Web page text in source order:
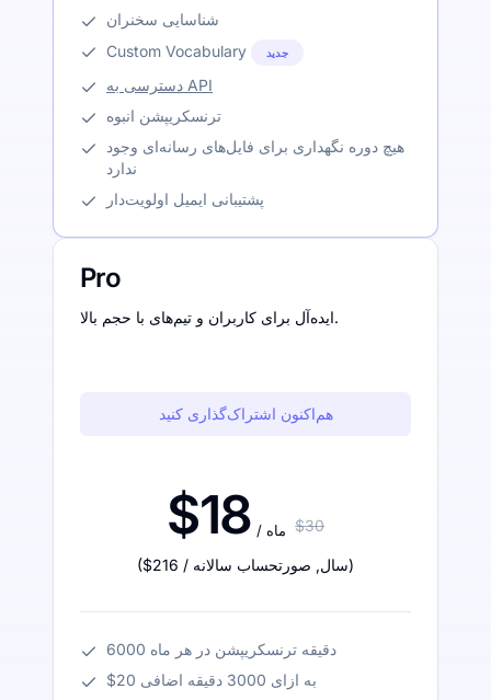
شناسایی سخنران
Custom Vocabulary
جدید
دسترسی به API
ترنسکریپشن انبوه
هیچ دوره نگهداری برای فایل‌های رسانه‌ای وجود
ندارد
پشتیبانی ایمیل اولویت‌دار
Pro
ایده‌آل برای کاربران و تیم‌های با حجم بالا.
هم‌اکنون اشتراک‌گذاری کنید
$18 / ماه $30
($216 / سال, صورتحساب سالانه )
6000 دقیقه ترنسکریپشن در هر ماه
$20 به ازای 3000 دقیقه اضافی